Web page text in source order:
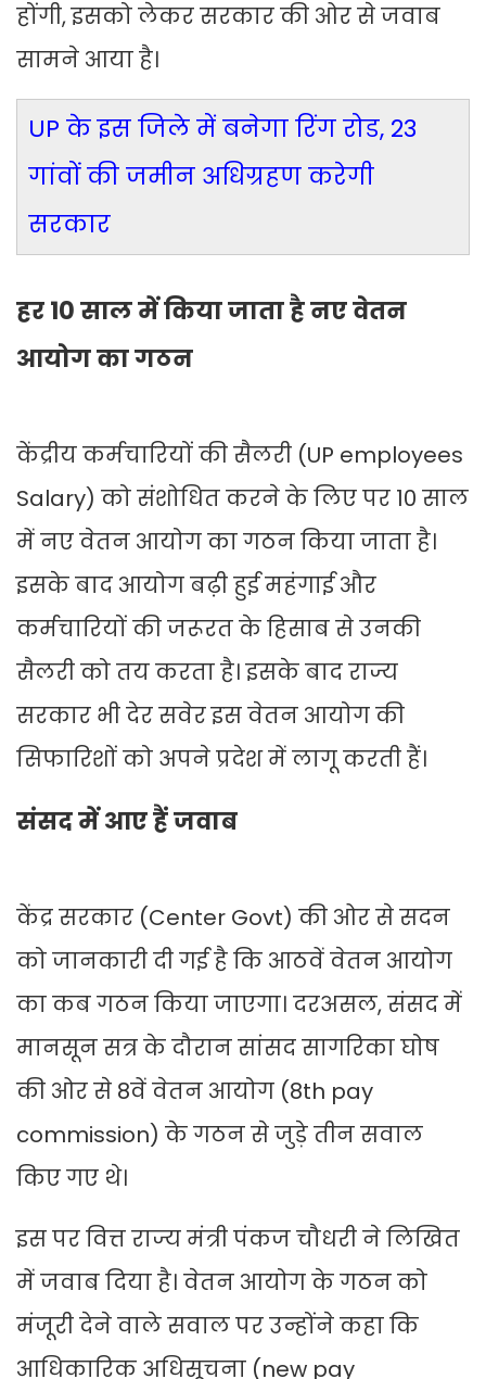
होंगी, इसको लेकर सरकार की ओर से जवाब
सामने आया है।
UP के इस जिले में बनेगा रिंग रोड, 23
गांवों की जमीन अधिग्रहण करेगी
सरकार
हर 10 साल में किया जाता है नए वेतन
आयोग का गठन
केंद्रीय कर्मचारियों की सैलरी (UP employees
Salary) को संशोधित करने के लिए पर 10 साल
में नए वेतन आयोग का गठन किया जाता है।
इसके बाद आयोग बढ़ी हुई महंगाई और
कर्मचारियों की जरूरत के हिसाब से उनकी
सैलरी को तय करता है। इसके बाद राज्य
सरकार भी देर सवेर इस वेतन आयोग की
सिफारिशों को अपने प्रदेश में लागू करती हैं।
संसद में आए हैं जवाब
केंद्र सरकार (Center Govt) की ओर से सदन
को जानकारी दी गई है कि आठवें वेतन आयोग
का कब गठन किया जाएगा। दरअसल, संसद में
मानसून सत्र के दौरान सांसद सागरिका घोष
की ओर से 8वें वेतन आयोग (8th pay
commission) के गठन से जुड़े तीन सवाल
किए गए थे।
इस पर वित्त राज्य मंत्री पंकज चौधरी ने लिखित
में जवाब दिया है। वेतन आयोग के गठन को
मंजूरी देने वाले सवाल पर उन्होंने कहा कि
आधिकारिक अधिसूचना (new pay